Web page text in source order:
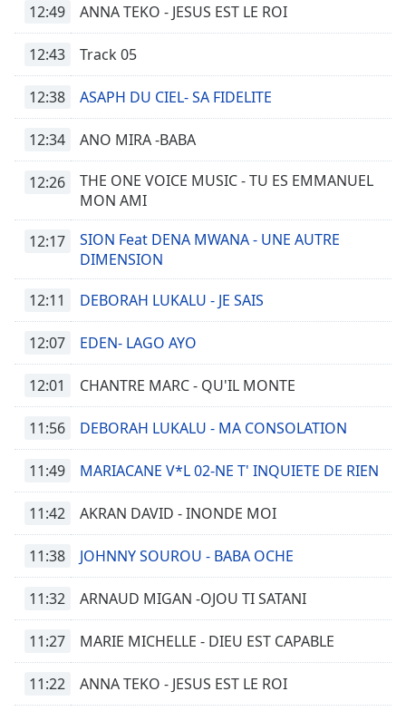
12:49 ANNA TEKO - JESUS EST LE ROI
12:43 Track 05
12:38 ASAPH DU CIEL- SA FIDELITE
12:34 ANO MIRA -BABA
12:26
THE ONE VOICE MUSIC - TU ES EMMANUEL
MON AMI
12:17
SION Feat DENA MWANA - UNE AUTRE
DIMENSION
12:11 DEBORAH LUKALU - JE SAIS
12:07 EDEN- LAGO AYO
12:01 CHANTRE MARC - QU'IL MONTE
11:56 DEBORAH LUKALU - MA CONSOLATION
11:49 MARIACANE V*L 02-NE T' INQUIETE DE RIEN
11:42 AKRAN DAVID - INONDE MOI
11:38 JOHNNY SOUROU - BABA OCHE
11:32 ARNAUD MIGAN -OJOU TI SATANI
11:27 MARIE MICHELLE - DIEU EST CAPABLE
11:22 ANNA TEKO - JESUS EST LE ROI